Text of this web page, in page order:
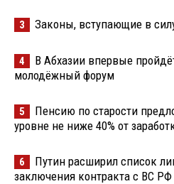
3 Законы, вступающие в
4
В Абхазии впервые
молодёжный форум
5
Пенсию по старости
уровне не ниже 40% от
6
Путин расширил список
заключения контракта с ВС РФ